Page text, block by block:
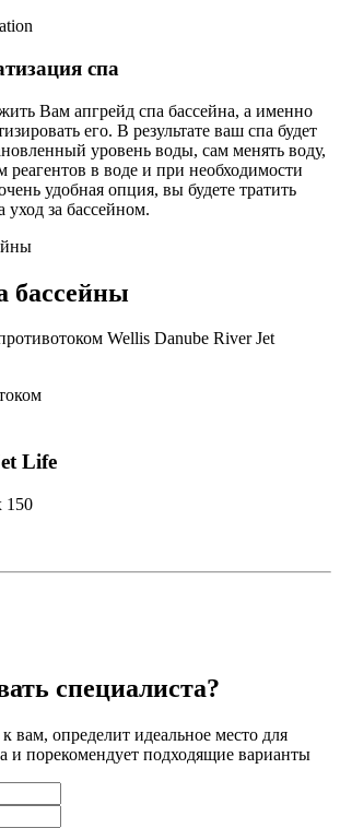
спа
Вам апгрейд спа бассейна, а именно
его. В результате ваш спа будет
уровень воды, сам менять воду,
реагентов в воде и при необходимости
удобная опция, вы будете тратить
за бассейном.
бассейны
Life
150
специалиста?
вам, определит идеальное место для
и порекомендует подходящие варианты